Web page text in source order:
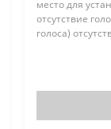
место для
отсутствие
голоса)